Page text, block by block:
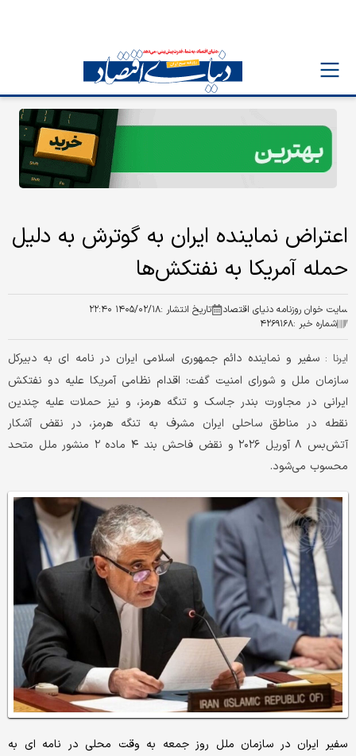
اعتراض نماینده ایران به گوترش به دلیل
حمله آمریکا به نفتکش‌ها
سایت خوان روزنامه دنیای اقتصاد تاریخ انتشار :۱۴۰۵/۰۲/۱۸ ۲۲:۴۰
شماره خبر :۴۲۶۹۱۶۸
ایرنا :سفیر و نماینده دائم جمهوری اسلامی ایران در نامه ای به دبیرکل
سازمان ملل و شورای امنیت گفت: اقدام نظامی آمریکا علیه دو نفتکش
ایرانی در مجاورت بندر جاسک و تنگه هرمز، و نیز حملات علیه چندین
نقطه در مناطق ساحلی ایران مشرف به تنگه هرمز، در نقض آشکار
آتش‌بس ۸ آوریل ۲۰۲۶ و نقض فاحش بند ۴ ماده ۲ منشور ملل متحد
محسوب می‌شود.
سفیر ایران در سازمان ملل روز جمعه به وقت محلی در نامه ای به